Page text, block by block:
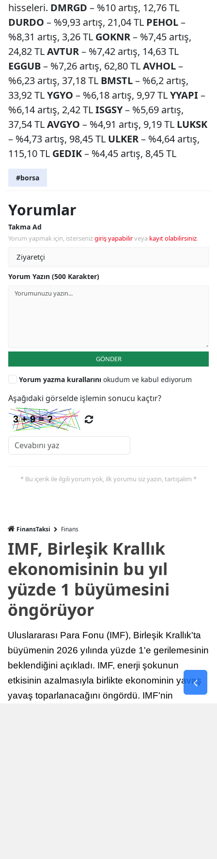
hisseleri. DMRGD – %10 artış, 12,76 TL
DURDO – %9,93 artış, 21,04 TL PEHOL–
%8,31 artış, 3,26 TL GOKNR– %7,45 artış,
24,82 TLAVTUR– %7,42 artış, 14,63 TL
EGGUB– %7,26 artış, 62,80 TLAVHOL–
%6,23 artış, 37,18 TL BMSTL– %6,2 artış,
33,92 TLYGYO – %6,18 artış, 9,97 TLYYAPI–
%6,14 artış, 2,42 TLISGSY– %5,69 artış,
37,54 TLAVGYO – %4,91 artış, 9,19 TL LUKSK
– %4,73 artış, 98,45 TL ULKER– %4,64 artış,
115,10 TL GEDIK– %4,45 artış, 8,45 TL
#borsa
Yorumlar
Takma Ad
Yorum yapmak için, istersenizgiriş yapabilirveya kayıt olabilirsiniz.
Yorum Yazın (500 Karakter)
GÖNDER
Yorum yazma kurallarını okudum ve kabul ediyorum
Aşağıdaki görselde işlemin sonucu kaçtır?
* Bu içerik ile ilgili yorum yok, ilk yorumu siz yazın, tartışalım *
FinansTaksi Finans
IMF, Birleşik Krallık
ekonomisinin bu yıl
yüzde 1 büyümesini
öngörüyor
Uluslararası Para Fonu (IMF), Birleşik Krallık'ta
büyümenin 2026 yılında yüzde 1'e gerilemesinin
beklendiğini açıkladı. IMF, enerji şokunun
etkisinin azalmasıyla birlikte ekonominin yavaş
yavaş toparlanacağını öngördü. IMF'nin